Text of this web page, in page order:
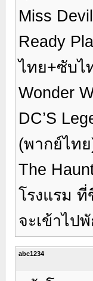
Miss
Ready
ไทย+ซับไ
Wonder
DC’S
(พากย์ไท
The
โรงแรม
จะเข้าไป
abc1234